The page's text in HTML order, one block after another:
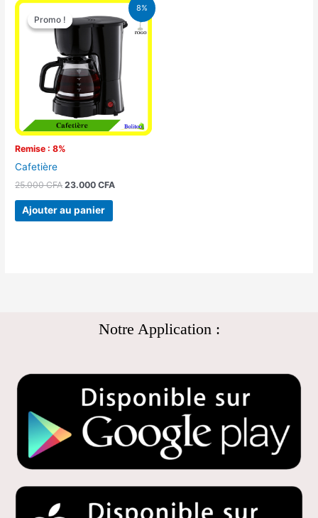
8%
Promo !
Remise : 8%
Promo !
Cafetière
25.000CFA
Le
prix
initial
25.000 CFA.
23.000CFA
Le
prix
actuel
est :
23.000 CFA.
Ajouter au panier
Notre Application :